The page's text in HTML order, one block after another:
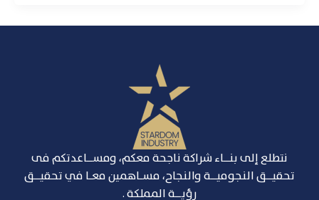
نتطلع إلى بنــاء شراكة ناجحة معكم، ومســاعدتكم فى
تحقيــق النجوميــة والنجاح، مسـاهمين معـا في تحقيــق
رؤيــة المملكة .